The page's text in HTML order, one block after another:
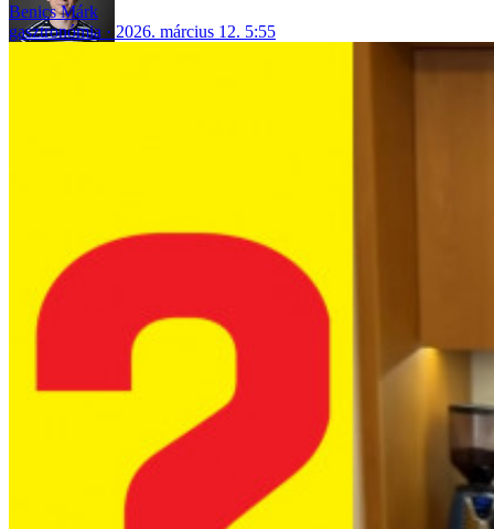
Benics Márk
gasztronómia
2026. március 12. 5:55